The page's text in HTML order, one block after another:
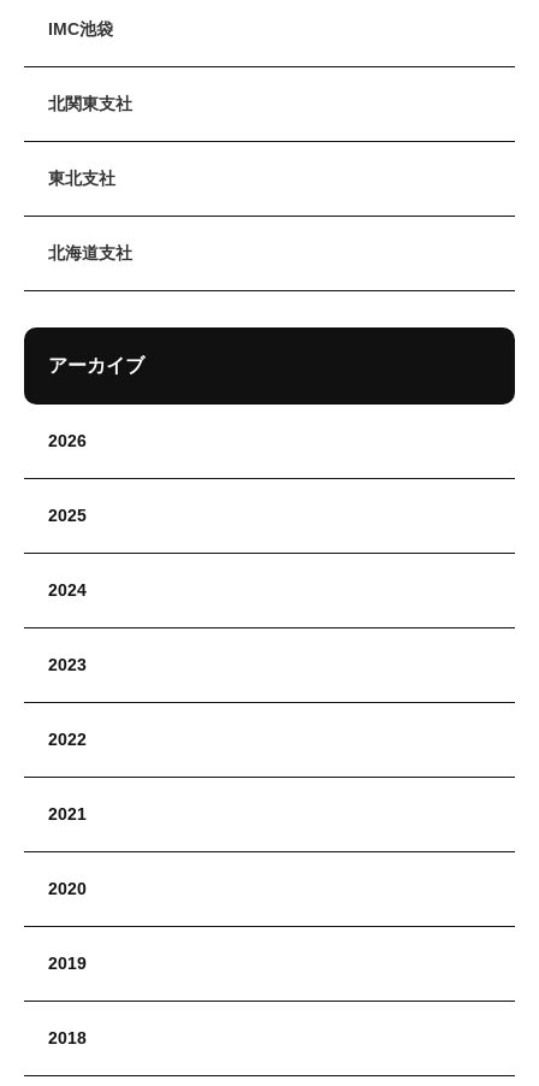
IMC池袋
北関東支社
東北支社
北海道支社
アーカイブ
2026
2025
2024
2023
2022
2021
2020
2019
2018